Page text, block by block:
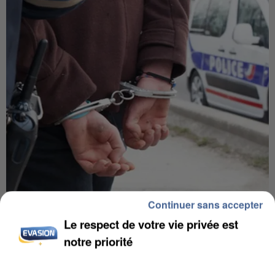
L’UN DES FONDATEURS SUPPOSÉS DE LA DZ
MAFIA INTERPELLÉ EN ALGÉRIE
Le respect de votre vie privée est
notre priorité
Continuer sans accepter